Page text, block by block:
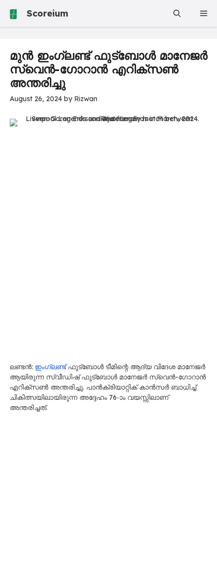
Scoreium
മുൻ ഇംഗ്ലണ്ട് ഫുട്ബോൾ മാനേജർ
സ്വെൻ-ഗോറാൻ എറിക്സൺ
അന്തരിച്ചു
August 26, 2024 by Rizwan
ലണ്ടൻ: ഇംഗ്ലണ്ട്ഫുട്ബോൾ ടീമിന്റെ ആദ്യ വിദേശ മാനേജർ
ആയിരുന്ന സ്വീഡിഷ് ഫുട്ബോൾ മാനേജർ സ്വെൻ-ഗോറാൻ
എറിക്സൺ അന്തരിച്ചു. പാൻക്രിയാറ്റിക് കാൻസർ ബാധിച്ച്
ചികിത്സയിലായിരുന്ന അദ്ദേഹം 76-ാം വയസ്സിലാണ്
അന്തരിച്ചത്.